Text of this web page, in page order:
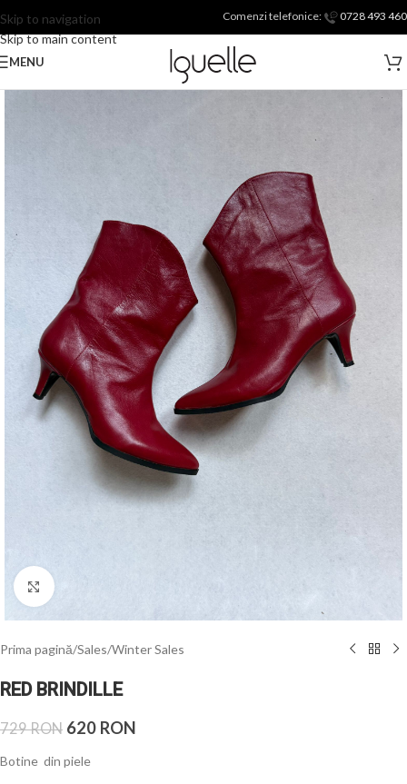
Skip to navigation
Skip to main content
Comenzi telefonice: 0728 493 460
MENU
Click to enlarge
Prima pagină/Sales/Winter Sales
RED BRINDILLE
729RON 620 RON
Botine din piele